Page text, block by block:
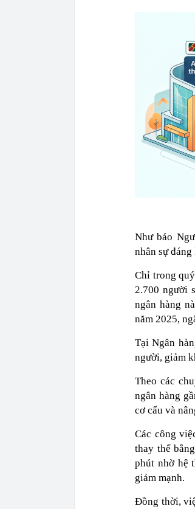
Như báo
nhân sự
Chỉ trong
2.700 người
ngân hàng
năm 2025,
Tại Ngân
người, giảm
Theo các
ngân hàng
cơ cấu và
Các công
thay thế
phút nhờ hệ
giảm mạnh.
Đồng thời,